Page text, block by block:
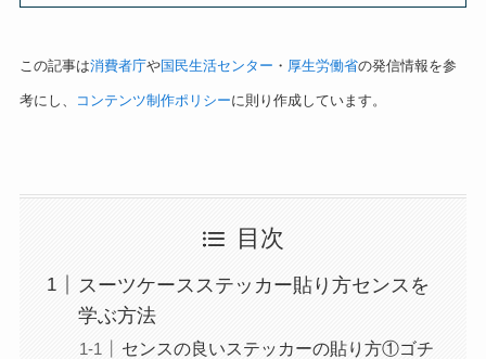
この記事は消費者庁や国民生活センター ・ 厚生労働省の発信情報を参
考にし、 コンテンツ制作ポリシーに則り作成しています。
目次
スーツケースステッカー貼り方センスを
学ぶ方法
センスの良いステッカーの貼り方①ゴチ